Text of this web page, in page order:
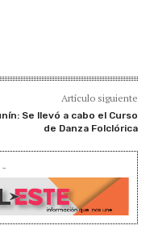
Artículo siguiente
Se llevó a cabo el Curso
de Danza Folclórica
-